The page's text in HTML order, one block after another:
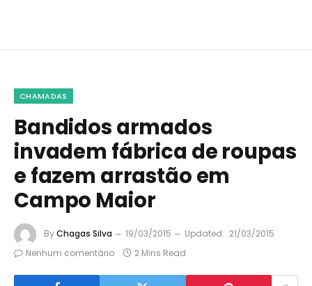
CHAMADAS
Bandidos armados
invadem fábrica de roupas
e fazem arrastão em
Campo Maior
ByChagas Silva 19/03/2015 Updated: 21/03/2015
Nenhum comentário
2 Mins Read